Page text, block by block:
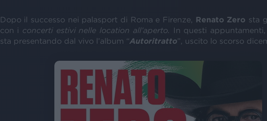
Dopo il successo nei palasport di Roma e Firenze, Renato Zero sta
con i concerti estivi nelle location all’aperto.
In questi
sta presentando dal vivo l’album “Autoritratto”, uscito lo scorso